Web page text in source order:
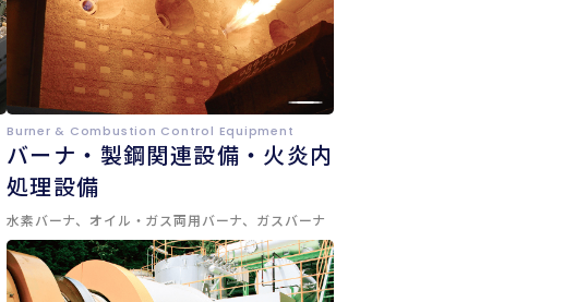
Burner & Combustion Control Equipment
バーナ・製鋼関連設備・火炎内
処理設備
水素バーナ、オイル・ガス両用バーナ、ガスバーナ